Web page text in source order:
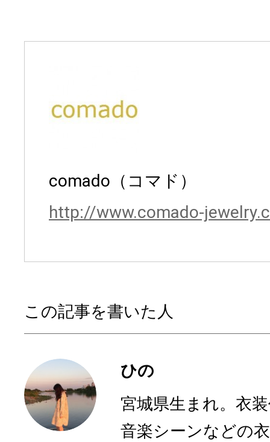
comado（コマド）
http://www.comado-
この記事を書いた人
ひの
宮城県生まれ。衣
音楽シーンなどの